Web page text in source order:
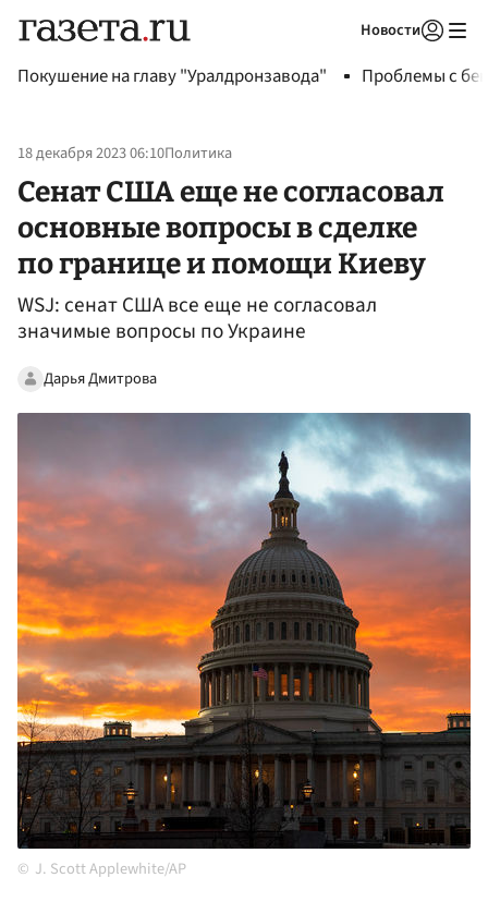
Новости
Покушение на главу "Уралдронзавода" Проблемы с
18 декабря 2023 06:10Политика
Сенат США еще не согласовал
основные вопросы в сделке
по границе и помощи Киеву
WSJ: сенат США все еще не согласовал
значимые вопросы по Украине
Дарья Дмитрова
J. Scott Applewhite/AP